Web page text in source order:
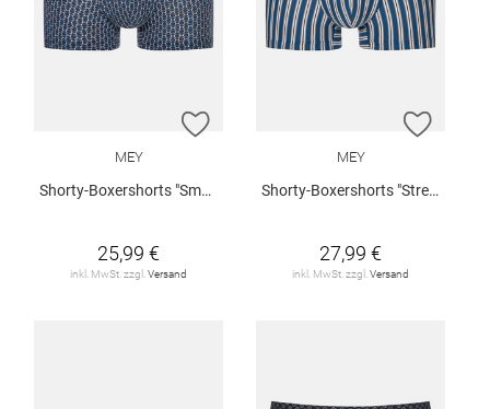
ZUR WUNSCHLISTE HINZUFÜGEN
MEY
Shorty-Boxershorts "Smart Chains"
25,99 €
inkl. MwSt. zzgl.Versand
ZUR
MEY
Shorty-Boxershorts "Stream Stripes"
27,99 €
inkl. MwSt. zzgl.Versand